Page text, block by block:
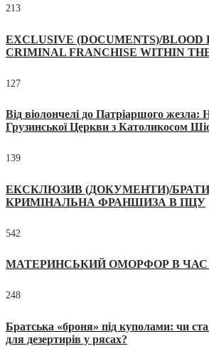
213
EXCLUSIVE (DOCUMENTS)/BLOOD
CRIMINAL FRANCHISE WITHIN
127
Від віолончелі до Патріаршого
Грузинської Церкви з Католикосом
139
ЕКСКЛЮЗИВ (ДОКУМЕНТИ)/БРАТИ
КРИМІНАЛЬНА ФРАНШИЗА В ПЦУ
542
МАТЕРИНСЬКИЙ ОМОРФОР В ЧАС
248
Братська «броня» під куполами: чи
для дезертирів у рясах?